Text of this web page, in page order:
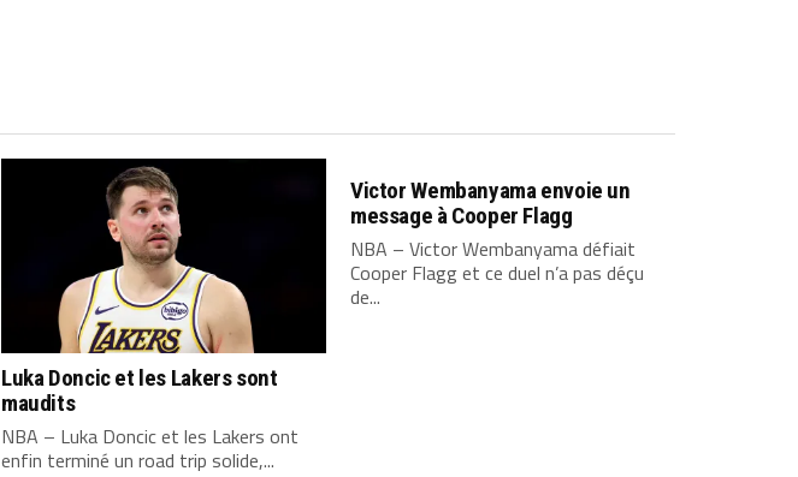
Luka Doncic et les Lakers sont
maudits
NBA – Luka Doncic et les Lakers ont
enfin terminé un road trip solide,...
Victor Wembanyama envoie un
message à Cooper Flagg
NBA – Victor Wembanyama défiait
Cooper Flagg et ce duel n’a pas déçu
de...